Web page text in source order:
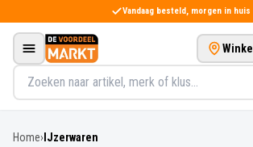
Vandaag besteld, morgen in huis
Zoeken in het assortiment
Winkel
Home› IJzerwaren